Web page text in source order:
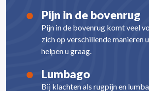
Pijn in de bovenrug
Pijn in de bovenrug komt veel
zich op verschillende manieren
helpen u graag.
Lumbago
Bij klachten als rugpijn en